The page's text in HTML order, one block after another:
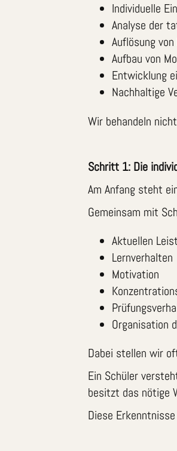
Individuelle
Analyse der
Auflösung
Aufbau von
Entwicklung
Nachhaltige
Wir behandeln
Schritt 1: Die
Am Anfang steht
Gemeinsam mit
Aktuellen
Lernverhalten
Motivation
Organisation
Dabei stellen wir
Ein Schüler
besitzt das nötige
Diese